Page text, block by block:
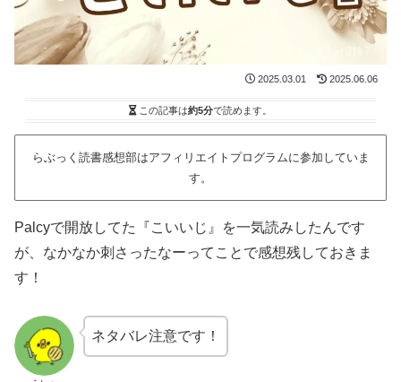
2025.03.01 2025.06.06
この記事は約5分で読めます。
らぶっく読書感想部はアフィリエイトプログラムに参加していま
す。
Palcyで開放してた『こいいじ』を一気読みしたんです
が、なかなか刺さったなーってことで感想残しておきま
す！
ネタバレ注意です！